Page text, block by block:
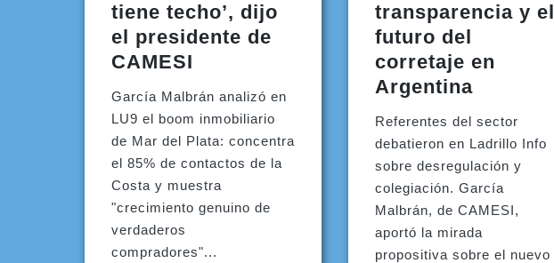
tiene techo’, dijo
el presidente de
CAMESI
García Malbrán analizó en
LU9 el boom inmobiliario
de Mar del Plata: concentra
el 85% de contactos de la
Costa y muestra
"crecimiento genuino de
verdaderos
compradores"...
transparencia y el
futuro del
corretaje en
Argentina
Referentes del sector
debatieron en Ladrillo Info
sobre desregulación y
colegiación. García
Malbrán, de CAMESI,
aportó la mirada
propositiva sobre el nuevo